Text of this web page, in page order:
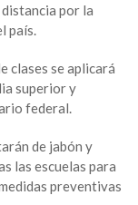
por la
país.
clases se aplicará
superior y
federal.
de jabón y
las escuelas para
preventivas